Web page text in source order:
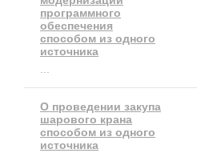
программного
обеспечения
способом из одного
источника
О проведении закупа
шарового крана
способом из одного
источника